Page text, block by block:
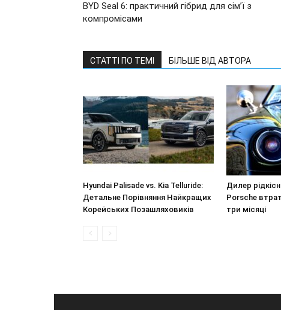
BYD Seal 6: практичний гібрид для сім’ї з
компромісами
СТАТТІ ПО ТЕМІ БІЛЬШЕ ВІД АВТОРА
Hyundai Palisade vs. Kia Telluride:
Детальне Порівняння Найкращих
Корейських Позашляховиків
Дилер
Porsche
три місяці